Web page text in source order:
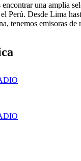
una amplia
Perú. Desde Lima
tenemos emisoras